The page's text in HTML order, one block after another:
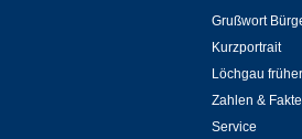
Grußwort
Kurzportrait
Löchgau früher
Zahlen &
Service